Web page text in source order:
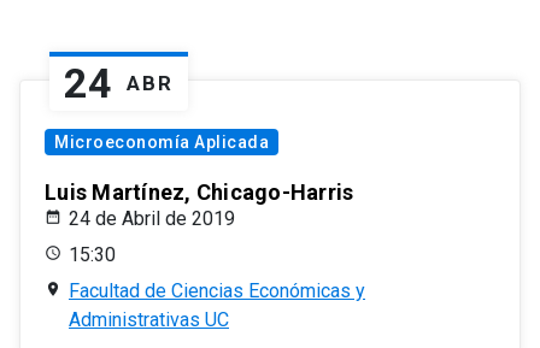
24 ABR
Microeconomía Aplicada
Luis Martínez, Chicago-Harris
24 de Abril de 2019
15:30
Facultad de Ciencias Económicas y
Administrativas UC